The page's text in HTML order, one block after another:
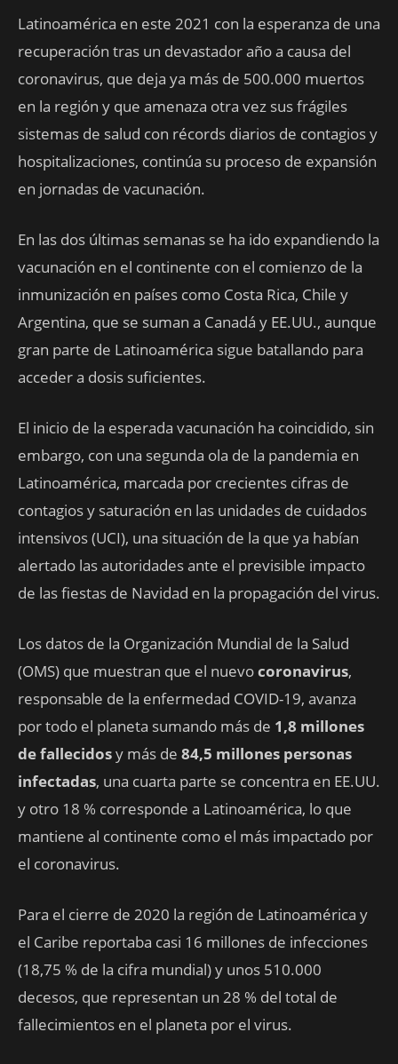
Latinoamérica en este 2021 con la esperanza de una
recuperación tras un devastador año a causa del
coronavirus, que deja ya más de 500.000 muertos
en la región y que amenaza otra vez sus frágiles
sistemas de salud con récords diarios de contagios y
hospitalizaciones, continúa su proceso de expansión
en jornadas de vacunación.
En las dos últimas semanas se ha ido expandiendo la
vacunación en el continente con el comienzo de la
inmunización en países como Costa Rica, Chile y
Argentina, que se suman a Canadá y EE.UU., aunque
gran parte de Latinoamérica sigue batallando para
acceder a dosis suficientes.
El inicio de la esperada vacunación ha coincidido, sin
embargo, con una segunda ola de la pandemia en
Latinoamérica, marcada por crecientes cifras de
contagios y saturación en las unidades de cuidados
intensivos (UCI), una situación de la que ya habían
alertado las autoridades ante el previsible impacto
de las fiestas de Navidad en la propagación del virus.
Los datos de la Organización Mundial de la Salud
(OMS) que muestran que el nuevocoronavirus,
responsable de la enfermedad COVID-19, avanza
por todo el planeta sumando más de 1,8 millones
de fallecidosy más de 84,5 millones personas
infectadas, una cuarta parte se concentra en EE.UU.
y otro 18 % corresponde a Latinoamérica, lo que
mantiene al continente como el más impactado por
el coronavirus.
Para el cierre de 2020 la región de Latinoamérica y
el Caribe reportaba casi 16 millones de infecciones
(18,75 % de la cifra mundial) y unos 510.000
decesos, que representan un 28 % del total de
fallecimientos en el planeta por el virus.